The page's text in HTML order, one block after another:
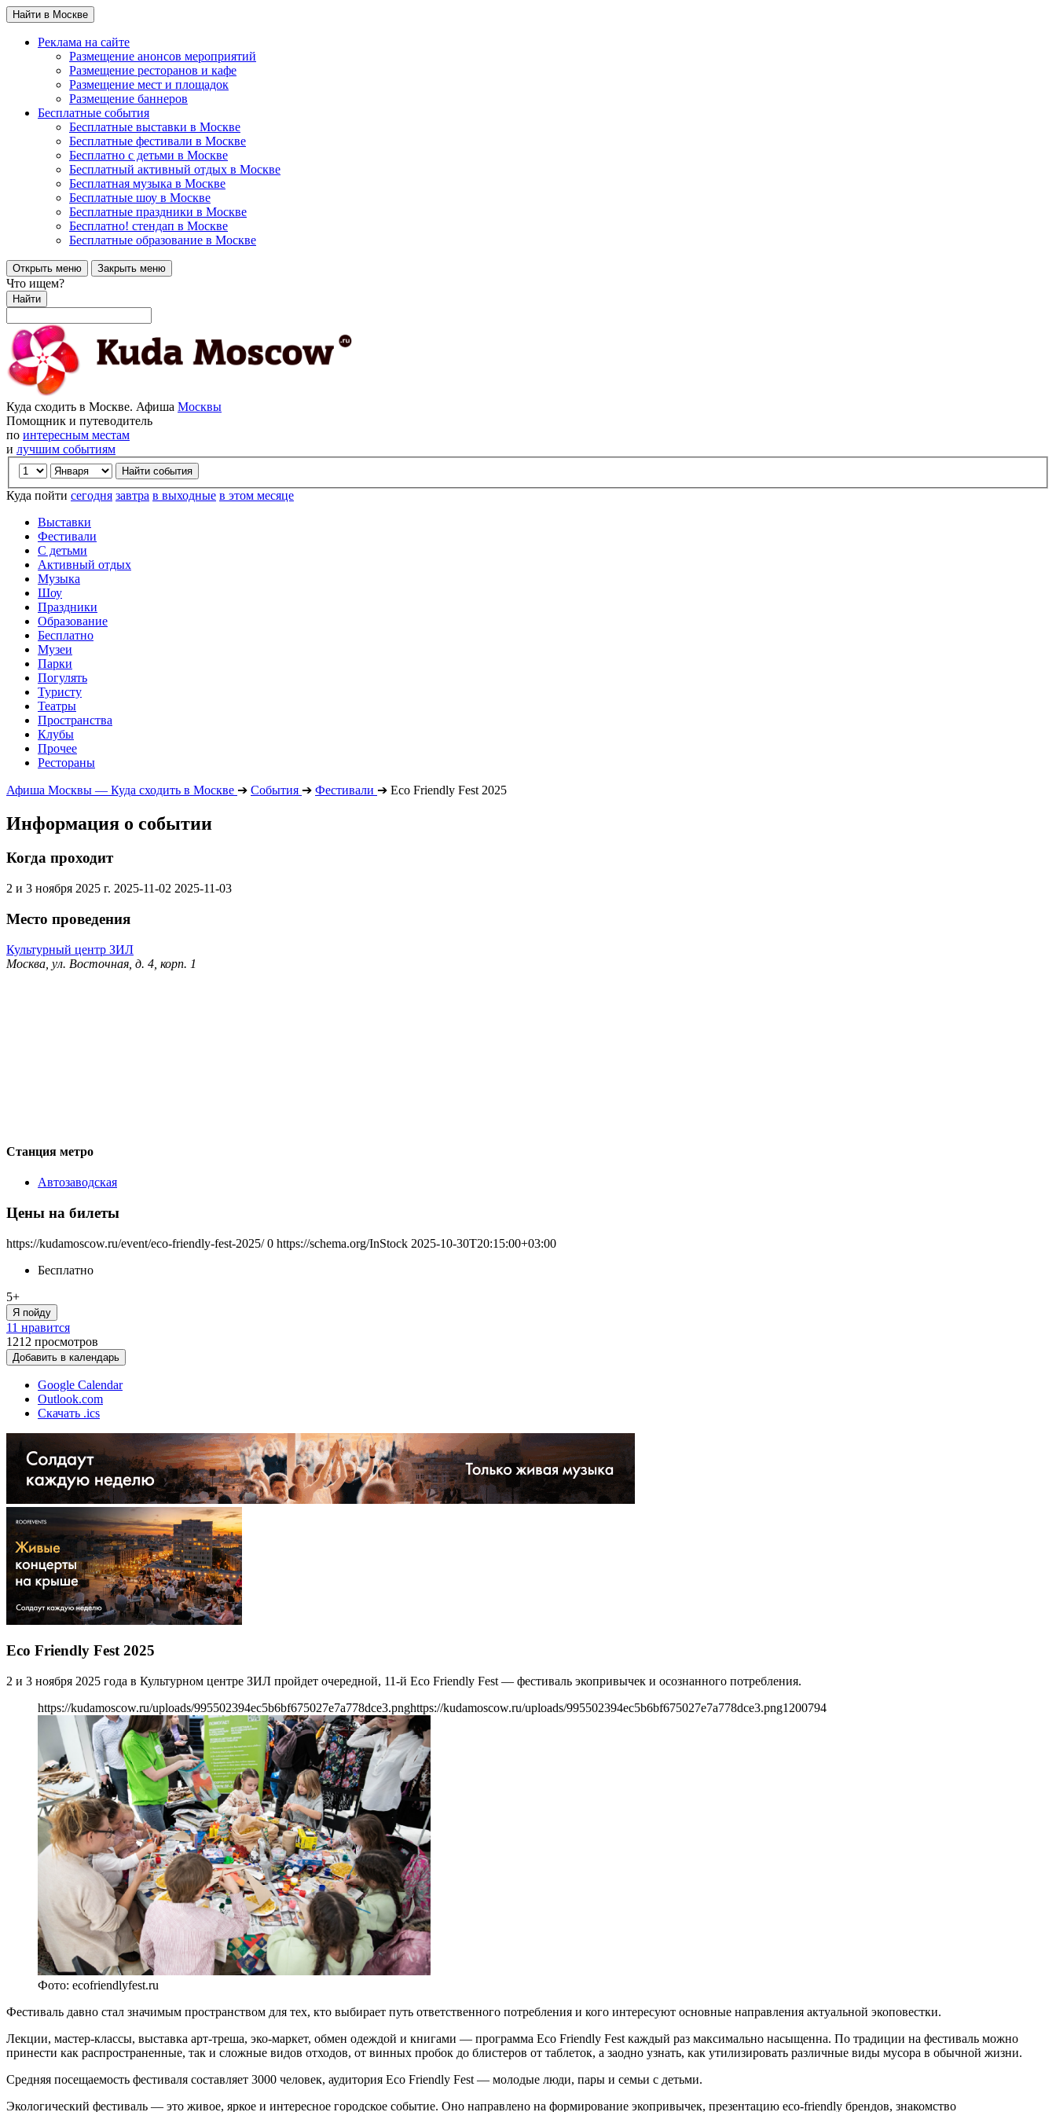
Найти в Москве
Реклама на сайте
Размещение анонсов мероприятий
Размещение ресторанов и кафе
Размещение мест и площадок
Размещение баннеров
Бесплатные события
Бесплатные выставки в Москве
Бесплатные фестивали в Москве
Бесплатно с детьми в Москве
Бесплатный активный отдых в Москве
Бесплатная музыка в Москве
Бесплатные шоу в Москве
Бесплатные праздники в Москве
Бесплатно! стендап в Москве
Бесплатные образование в Москве
Открыть меню Закрыть меню
Что ищем?
Найти
Куда сходить в Москве. Афиша Москвы
Помощник и путеводитель
по интересным местам
и лучшим событиям
Куда пойти сегодня завтра в выходные в этом месяце
Выставки
Фестивали
С детьми
Активный отдых
Музыка
Шоу
Праздники
Образование
Бесплатно
Музеи
Парки
Погулять
Туристу
Театры
Пространства
Клубы
Прочее
Рестораны
Афиша Москвы — Куда сходить в Москве ➔ События ➔ Фестивали ➔ Eco Friendly Fest 2025
Информация о событии
Когда проходит
2 и 3 ноября 2025 г. 2025-11-02 2025-11-03
Место проведения
Культурный центр ЗИЛ
Москва, ул. Восточная, д. 4, корп. 1
Станция метро
Автозаводская
Цены на билеты
https://kudamoscow.ru/event/eco-friendly-fest-2025/ 0 https://schema.org/InStock 2025-10-30T20:15:00+03:00
Бесплатно
5+
Я пойду
11 нравится
1212 просмотров
Добавить в календарь
Google Calendar
Outlook.com
Скачать .ics
Eco Friendly Fest 2025
2 и 3 ноября 2025 года в Культурном центре ЗИЛ пройдет очередной, 11-й Eco Friendly Fest — фестиваль экопривычек и осознанного потребления.
https://kudamoscow.ru/uploads/995502394ec5b6bf675027e7a778dce3.pnghttps://kudamoscow.ru/uploads/995502394ec5b6bf675027e7a778dce3.png1200794
Фото: ecofriendlyfest.ru
Фестиваль давно стал значимым пространством для тех, кто выбирает путь ответственного потребления и кого интересуют основные направления актуальной экоповестки.
Лекции, мастер-классы, выставка арт-треша, эко-маркет, обмен одеждой и книгами — программа Eco Friendly Fest каждый раз максимально насыщенна. По традиции на фестиваль можно
принести как распространенные, так и сложные видов отходов, от винных пробок до блистеров от таблеток, а заодно узнать, как утилизировать различные виды мусора в обычной жизни.
Средняя посещаемость фестиваля составляет 3000 человек, аудитория Eco Friendly Fest — молодые люди, пары и семьи с детьми.
Экологический фестиваль — это живое, яркое и интересное городское событие. Оно направлено на формирование экопривычек, презентацию eco-friendly брендов, знакомство